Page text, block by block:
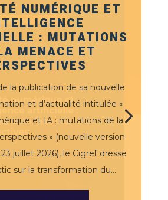
NUMÉRIQUE ET
: MUTATIONS
MENACE ET
la publication de sa nouvelle
et d’actualité intitulée «
et IA : mutations de la
» (nouvelle version
juillet 2026), le Cigref dresse
sur la transformation du...